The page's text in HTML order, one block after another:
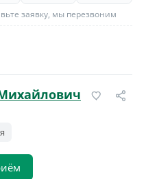
заявку, мы перезвоним